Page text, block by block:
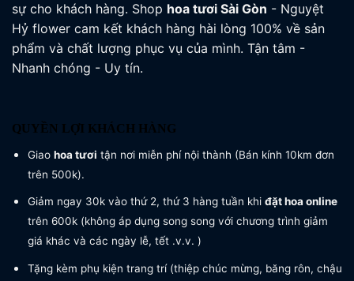
sự cho khách hàng. Shop hoa tươi Sài Gòn - Nguyệt
Hỷ flower cam kết khách hàng hài lòng 100% về sản
phẩm và chất lượng phục vụ của mình. Tận tâm -
Nhanh chóng - Uy tín.
QUYỀN LỢI KHÁCH HÀNG
Giao hoa tươi tận nơi miễn phí nội thành (Bán kính 10km đơn
trên 500k).
Giảm ngay 30k vào thứ 2, thứ 3 hàng tuần khi đặt hoa online
trên 600k (không áp dụng song song với chương trình giảm
giá khác và các ngày lễ, tết .v.v. )
Tặng kèm phụ kiện trang trí (thiệp chúc mừng, băng rôn, chậu